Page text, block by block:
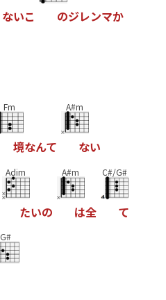
ないこ のジレンマか
Fm
境なんて
A#m
ない
Adim
たいの
A#m
は全
C#/G#
て
G#